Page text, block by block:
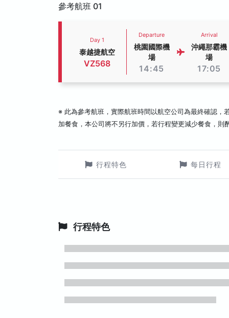
參考航班 01
Day 1
泰越捷航空
VZ568
Departure
桃園國際機
場
14:45
Arrival
沖繩那霸機
場
17:05
※ 此為參考航班，實際航班時間以航空公司為最終確認，
加餐食，本公司將不另行加價，若行程變更減少餐食，則
行程特色 每日行程
行程特色